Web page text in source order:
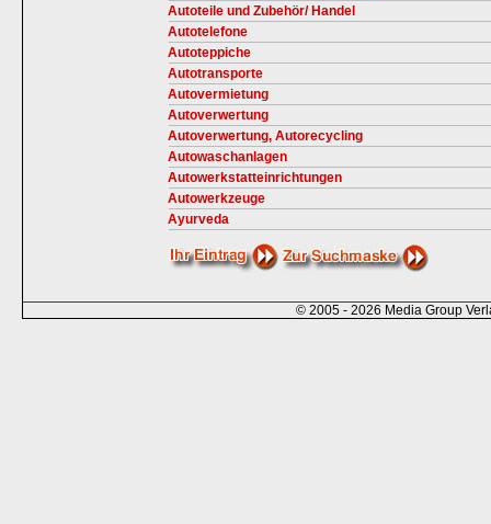
Autoteile und Zubehör/ Handel
Autotelefone
Autoteppiche
Autotransporte
Autovermietung
Autoverwertung
Autoverwertung, Autorecycling
Autowaschanlagen
Autowerkstatteinrichtungen
Autowerkzeuge
Ayurveda
© 2005 - 2026 Media Group